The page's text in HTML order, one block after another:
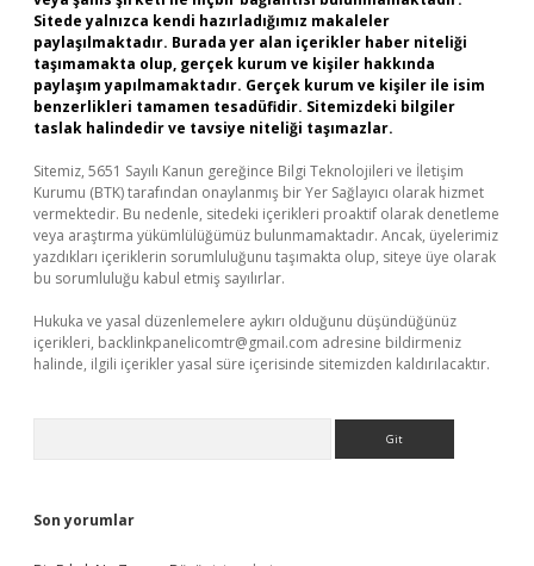
Sitede yalnızca kendi hazırladığımız makaleler
paylaşılmaktadır. Burada yer alan içerikler haber niteliği
taşımamakta olup, gerçek kurum ve kişiler hakkında
paylaşım yapılmamaktadır. Gerçek kurum ve kişiler ile isim
benzerlikleri tamamen tesadüfidir. Sitemizdeki bilgiler
taslak halindedir ve tavsiye niteliği taşımazlar.
Sitemiz, 5651 Sayılı Kanun gereğince Bilgi Teknolojileri ve İletişim
Kurumu (BTK) tarafından onaylanmış bir Yer Sağlayıcı olarak hizmet
vermektedir. Bu nedenle, sitedeki içerikleri proaktif olarak denetleme
veya araştırma yükümlülüğümüz bulunmamaktadır. Ancak, üyelerimiz
yazdıkları içeriklerin sorumluluğunu taşımakta olup, siteye üye olarak
bu sorumluluğu kabul etmiş sayılırlar.
Hukuka ve yasal düzenlemelere aykırı olduğunu düşündüğünüz
içerikleri, backlinkpanelicomtr@gmail.com adresine bildirmeniz
halinde, ilgili içerikler yasal süre içerisinde sitemizden kaldırılacaktır.
Son yorumlar